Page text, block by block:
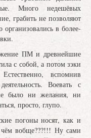
Много недешёвых
грабить не позволяют
в более-
ПМ и древнейшие
с собой, а потом зэки
вспомнив
Воевать с
было ни желания, ни
просто, глупо.
погоны носят, как и
вобще???!!! Ну сами